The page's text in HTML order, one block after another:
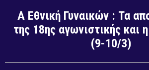
Α Εθνική Γυναικών : Τα
της 18ης αγωνιστικής και
(9-10/3)